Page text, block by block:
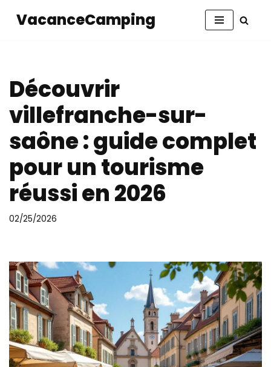
VacanceCamping
Découvrir
villefranche-sur-
saône : guide complet
pour un tourisme
réussi en 2026
02/25/2026